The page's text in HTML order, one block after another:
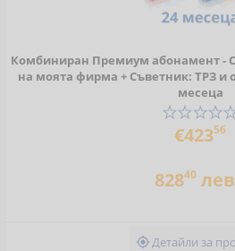
Комбиниран Премиум абонамент -
на моята фирма + Съветник: ТРЗ и
месеца
€42356
82840
Детайли за